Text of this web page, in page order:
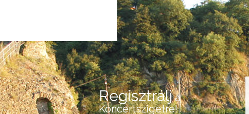
Regisztrálja
Koncertszigetre!